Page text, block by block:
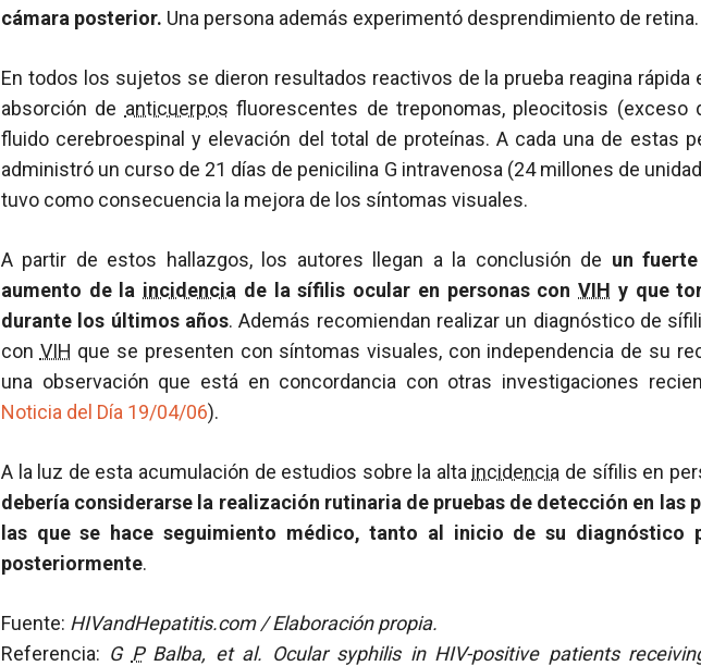
cámara posterior. Una persona además experimentó desprendimiento de retina.
En todos los sujetos se dieron resultados reactivos de la prueba reagina rápida
absorción de anticuerpos fluorescentes de treponomas, pleocitosis (exceso
fluido cerebroespinal y elevación del total de proteínas. A cada una de estas
administró un curso de 21 días de penicilina G intravenosa (24 millones de
tuvo como consecuencia la mejora de los síntomas visuales.
A partir de estos hallazgos, los autores llegan a la conclusión de un
aumento de la incidencia de la sífilis ocular en personas conVIH y que
durante los últimos años. Además recomiendan realizar un diagnóstico de
con VIH que se presenten con síntomas visuales, con independencia de su
una observación que está en concordancia con otras investigaciones
Noticia del Día 19/04/06).
A la luz de esta acumulación de estudios sobre la alta incidencia de sífilis en
debería considerarse la realización rutinaria de pruebas de detección en las
las que se hace seguimiento médico, tanto al inicio de su diagnóstico
posteriormente.
Fuente: HIVandHepatitis.com / Elaboración propia.
Referencia: G PBalba, et al. Ocular syphilis in HIV-positive patients